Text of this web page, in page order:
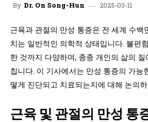
By Dr. On Song-Hun 2025-03-11
근육과 관절의 만성 통증은 전 세계 수백
치는 일반적인 의학적 상태입니다. 불편
한 것까지 다양하며, 종종 개인의 삶의
칩니다. 이 기사에서는 만성 통증의 가능
떻게 진단되고 치료되는지에 대해 논의
근육 및 관절의 만성 통